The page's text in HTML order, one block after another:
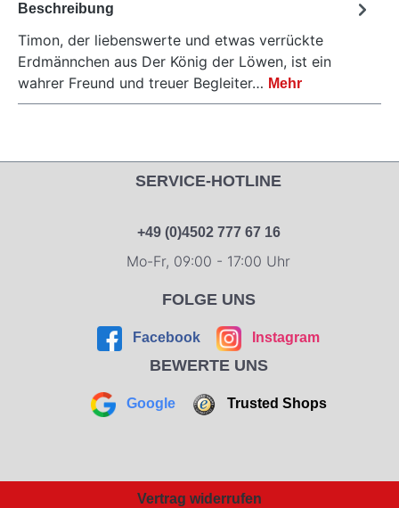
Beschreibung
Timon, der liebenswerte und etwas verrückte
Erdmännchen aus Der König der Löwen, ist ein
wahrer Freund und treuer Begleiter… Mehr
SERVICE-HOTLINE
+49 (0)4502 777 67 16
Mo-Fr, 09:00 - 17:00 Uhr
FOLGE UNS
Facebook Instagram
BEWERTE UNS
Google Trusted Shops
Vertrag widerrufen